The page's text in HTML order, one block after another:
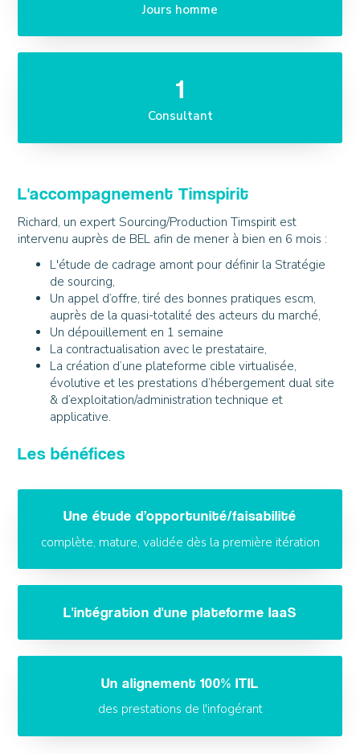
Jours homme
1
Consultant
L'accompagnement Timspirit
Richard, un expert Sourcing/Production Timspirit est
intervenu auprès de BEL afin de mener à bien en 6 mois :
L'étude de cadrage amont pour définir la Stratégie
de sourcing,
Un appel d’offre, tiré des bonnes pratiques escm,
auprès de la quasi-totalité des acteurs du marché,
Un dépouillement en 1 semaine
La contractualisation avec le prestataire,
La création d’une plateforme cible virtualisée,
évolutive et les prestations d’hébergement dual site
& d’exploitation/administration technique et
applicative.
Les bénéfices
Une étude d’opportunité/faisabilité
complète, mature, validée dès la première itération
L'intégration d'une plateforme IaaS
Un alignement 100% ITIL
des prestations de l'infogérant